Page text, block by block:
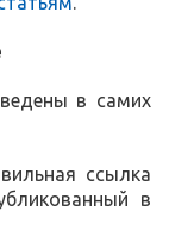
в самих
ссылка
в